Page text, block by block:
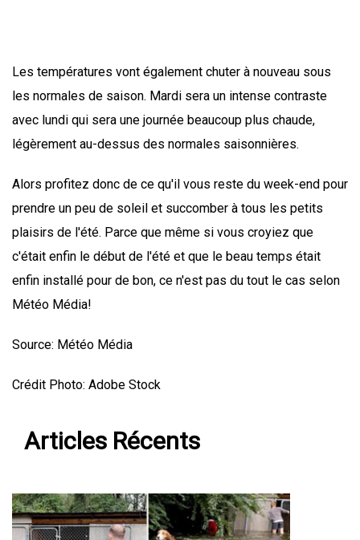
Les températures vont également chuter à nouveau sous
les normales de saison. Mardi sera un intense contraste
avec lundi qui sera une journée beaucoup plus chaude,
légèrement au-dessus des normales saisonnières.
Alors profitez donc de ce qu'il vous reste du week-end pour
prendre un peu de soleil et succomber à tous les petits
plaisirs de l'été. Parce que même si vous croyiez que
c'était enfin le début de l'été et que le beau temps était
enfin installé pour de bon, ce n'est pas du tout le cas selon
Météo Média!
Source: Météo Média
Crédit Photo: Adobe Stock
Articles Récents